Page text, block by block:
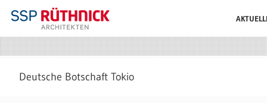
Deutsche Botschaft Tokio